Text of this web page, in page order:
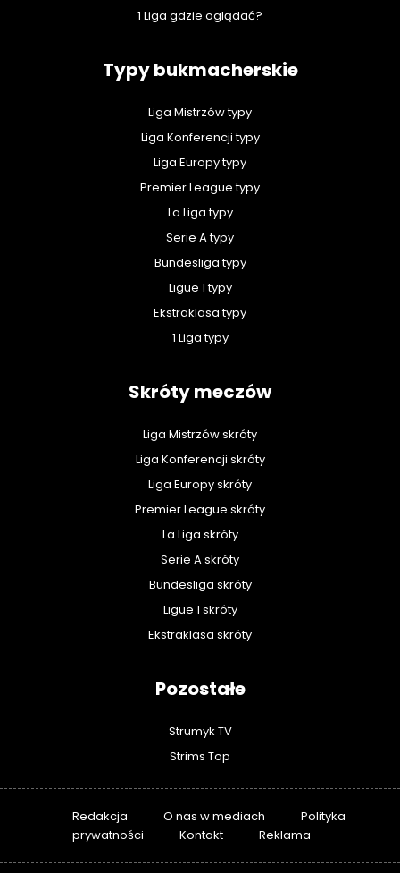
1 Liga gdzie oglądać?
Typy bukmacherskie
Liga Mistrzów typy
Liga Konferencji typy
Liga Europy typy
Premier League typy
La Liga typy
Serie A typy
Bundesliga typy
Ligue 1 typy
Ekstraklasa typy
1 Liga typy
Skróty meczów
Liga Mistrzów skróty
Liga Konferencji skróty
Liga Europy skróty
Premier League skróty
La Liga skróty
Serie A skróty
Bundesliga skróty
Ligue 1 skróty
Ekstraklasa skróty
Pozostałe
Strumyk TV
Strims Top
Redakcja O nas w mediach
Polityka
prywatności
Kontakt Reklama